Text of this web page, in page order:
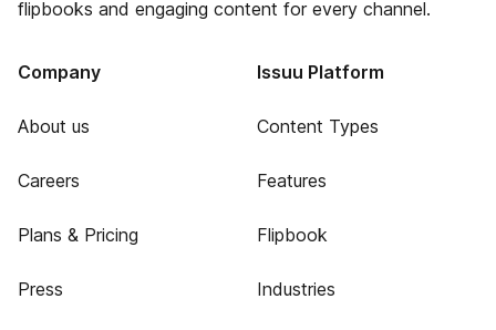
flipbooks and engaging content for every channel.
Company
About us
Careers
Plans & Pricing
Press
Issuu Platform
Content Types
Features
Flipbook
Industries